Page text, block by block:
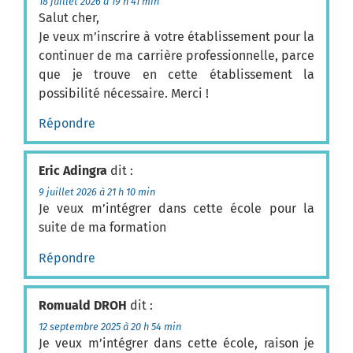
Salut cher,
Je veux m’inscrire à votre établissement pour la
continuer de ma carrière professionnelle, parce
que je trouve en cette établissement la
possibilité nécessaire. Merci !
Répondre
Eric Adingra dit :
9 juillet 2026 à 21 h 10 min
Je veux m’intégrer dans cette école pour la
suite de ma formation
Répondre
Romuald DROH dit :
12 septembre 2025 à 20 h 54 min
Je veux m’intégrer dans cette école, raison je